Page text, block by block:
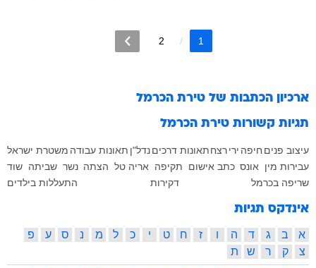
1
2
ארכיון הכתבות של טירת הכרמל
תגיות קשורות טירת הכרמל
עיצוב פנים חיפה ירירצחתאונות דרכים נדל"ן תאונות עבודה משטרת ישראל
עבירות מין
אונס כתב אישום תקיפה אריה טל הצתה נשר שביתה שוד
שריפה בכרמל
דקירות התעללות בילדים
אינדקס תגיות
א ב ג ד ה ו ז ח ט י כ ל מ נ ס ע
פ
צ
ק ר ש ת